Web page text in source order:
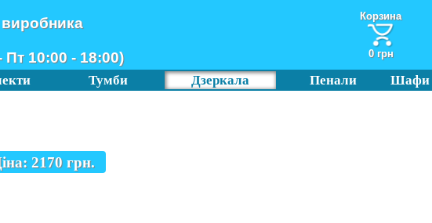
виробника
10:00 - 18:00)
Корзина
0 грн
Тумби Дзеркала Пенали Шафи
2170грн.